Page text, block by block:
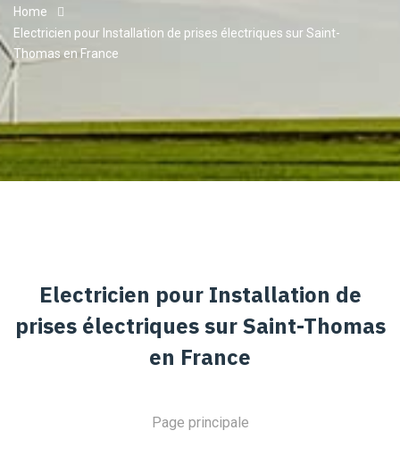
Home
Electricien pour Installation de prises électriques sur Saint-
Thomas en France
Electricien pour Installation de
prises électriques sur Saint-Thomas
en France
Page principale